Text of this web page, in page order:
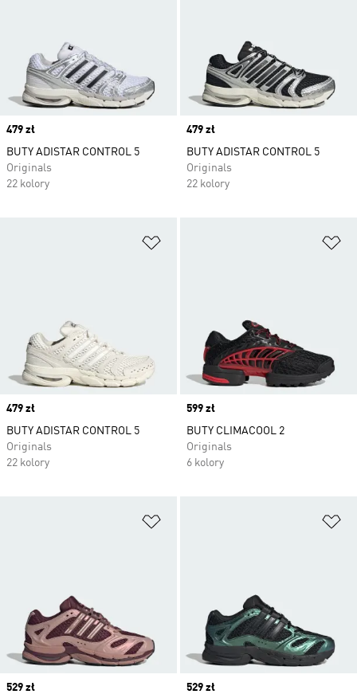
Price
479 zł
BUTY ADISTAR CONTROL 5
Originals
22 kolory
Price
479 zł
BUTY ADISTAR CONTROL 5
Originals
22 kolory
Price
479 zł
BUTY ADISTAR CONTROL 5
Originals
22 kolory
Price
599 zł
BUTY CLIMACOOL 2
Originals
6 kolory
Price
529 zł
Price
529 zł